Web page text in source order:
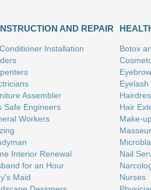
AND REPAIR
Installation
Assembler
Safe Engineers
Workers
Interior Renewal
for an Hour
Maid
Botox
Eyelash
Hair
Make-
Nail
Nurses